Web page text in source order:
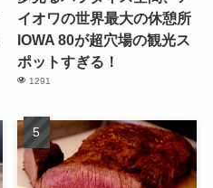
イオワの世界最大の休憩所
IOWA 80が超穴場の観光ス
ポットすぎる！
1291